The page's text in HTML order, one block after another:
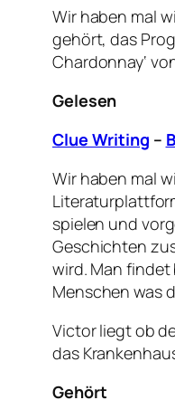
Wir haben mal
gehört, das
Chardonnay‘
Gelesen
Clue Writing –
Wir haben mal
spielen und
Geschichten
wird. Man findet
Menschen was
Victor liegt ob
das
Gehört